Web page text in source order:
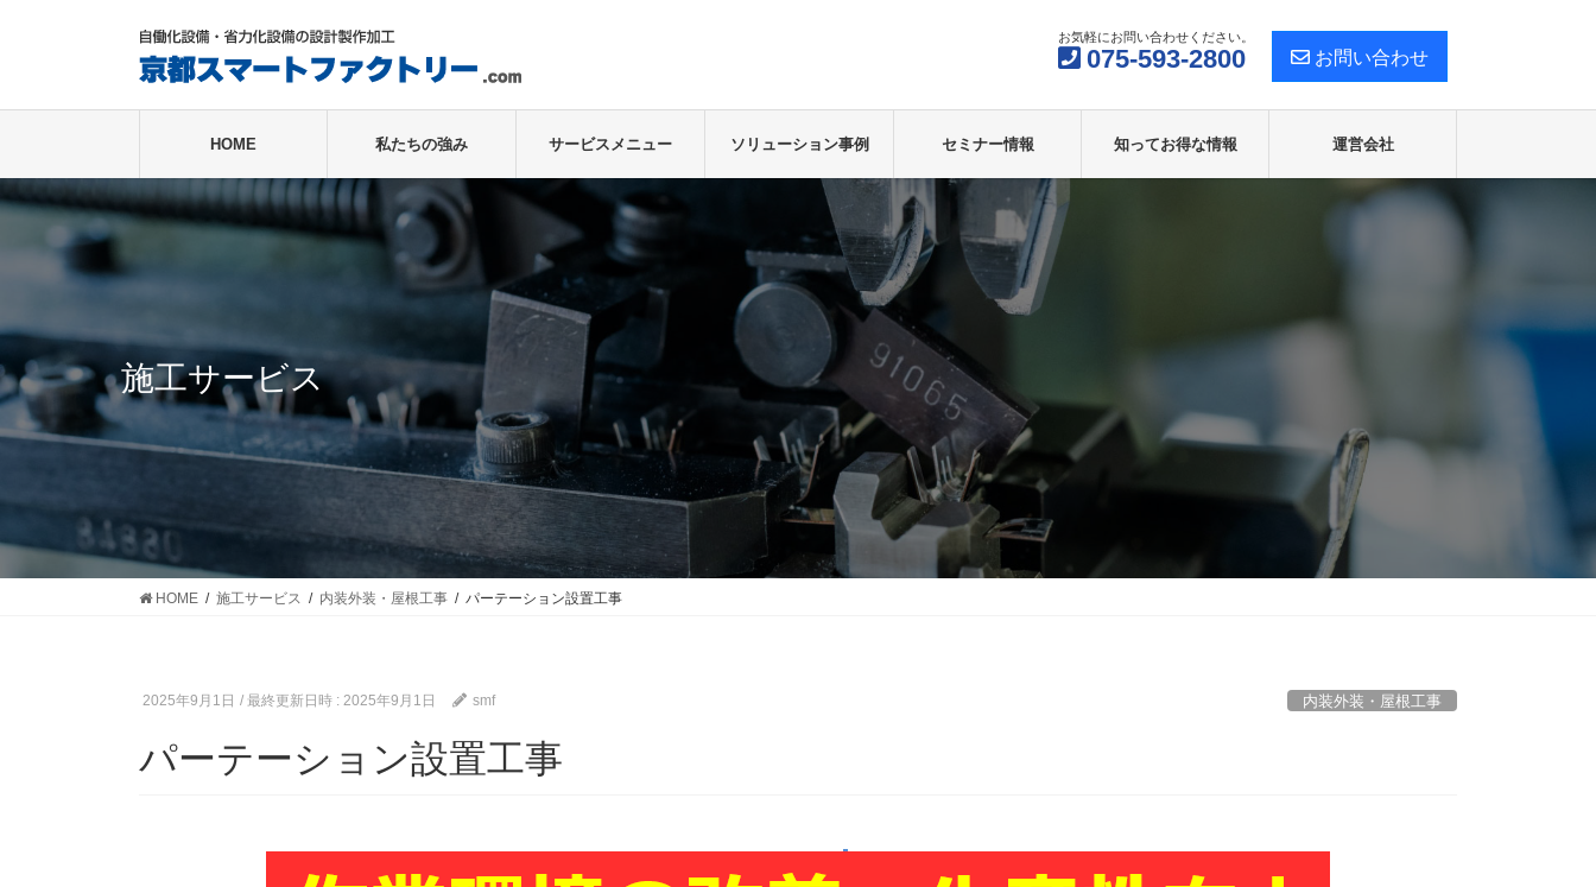
お気軽にお問い合わせください。
075-593-2800 お問い合わせ
HOME 私たちの強み サービスメニュー ソリューション事例 セミナー情報 知ってお得な情報 運営会社
施工サービス
HOME 施工サービス 内装外装・屋根工事 パーテーション設置工事
2025年9月1日 / 最終更新日時 : 2025年9月1日 smf 内装外装・屋根工事
パーテーション設置工事